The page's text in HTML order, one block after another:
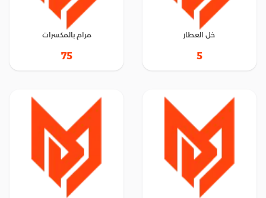
خل العطار
5
مرام بالمكسرات
75